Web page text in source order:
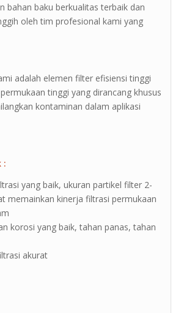
bahan baku berkualitas terbaik dan
oleh tim profesional kami yang
adalah elemen filter efisiensi tinggi
tinggi yang dirancang khusus
kontaminan dalam aplikasi
:
yang baik, ukuran partikel filter 2-
memainkan kinerja filtrasi permukaan
korosi yang baik, tahan panas, tahan
akurat